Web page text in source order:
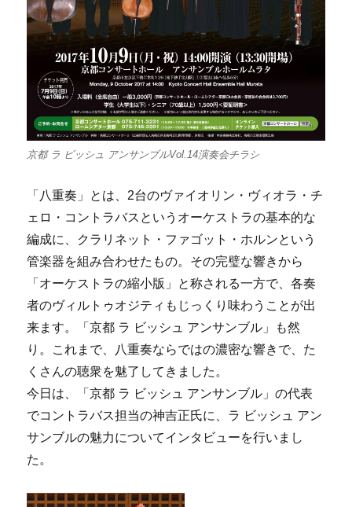
京都 ラ ビッシュ アンサンブルVol.14演奏会チラシ
「八重奏」とは、2台のヴァイオリン・ヴィオラ・チ
ェロ・コントラバスというオーケストラの基本的な
編成に、クラリネット・ファゴット・ホルンという
管楽器を組み合わせたもの。その完璧な響きから
「オーケストラの縮小版」と称される一方で、各奏
者のヴィルトゥオジティもじっくり味わうことが出
来ます。「京都 ラ ビッシュ アンサンブル」も然
り。これまで、八重奏ならではの濃密な響きで、た
くさんの聴衆を魅了してきました。
今日は、「京都 ラ ビッシュ アンサンブル」の代表
でコントラバス担当の神吉正氏に、ラ ビッシュ アン
サンブルの魅力についてインタビューを行いまし
た。